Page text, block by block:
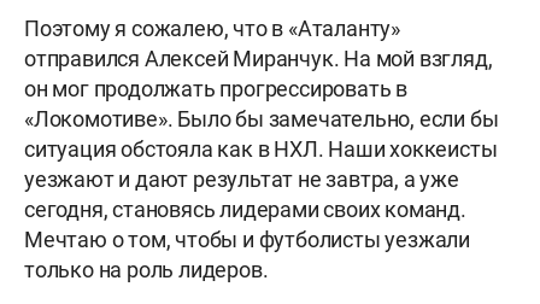
Поэтому я сожалею, что в «Аталанту»
отправился Алексей Миранчук. На мой взгляд,
он мог продолжать прогрессировать в
«Локомотиве». Было бы замечательно, если бы
ситуация обстояла как в НХЛ. Наши хоккеисты
уезжают и дают результат не завтра, а уже
сегодня, становясь лидерами своих команд.
Мечтаю о том, чтобы и футболисты уезжали
только на роль лидеров.